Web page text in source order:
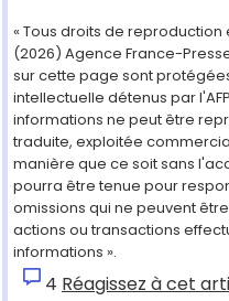
« Tous droits de
(2026) Agence France-
sur cette page sont
intellectuelle détenus par
informations ne peut être
traduite, exploitée
manière que ce soit sans
pourra être tenue pour
omissions qui ne peuvent
actions ou transactions
informations ».
4 Réagissez à cet